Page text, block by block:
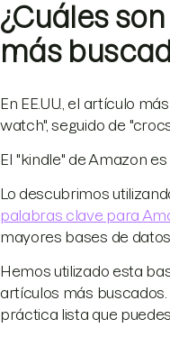
¿Cuáles
más
En EE.UU., el artículo
watch", seguido de
El "kindle" de Amazon es
Lo descubrimos
palabras clave para
mayores bases de
Hemos utilizado esta
artículos más
práctica lista que